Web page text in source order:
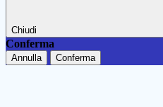
Chiudi
Conferma
Annulla Conferma